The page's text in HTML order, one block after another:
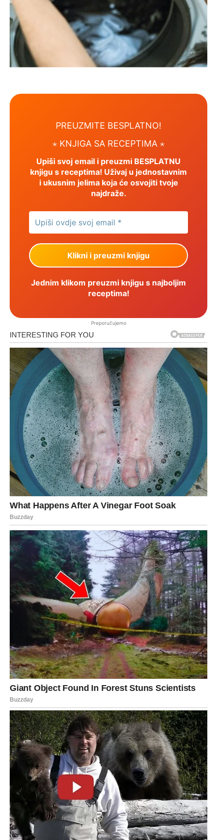
PREUZMITE BESPLATNO!
⋆ KNJIGA SA RECEPTIMA ⋆
Upiši svoj email i preuzmi BESPLATNU
knjigu s receptima! Uživaj u jednostavnim
i ukusnim jelima koja će osvojiti tvoje
najdraže.
Jednim klikom preuzmi knjigu s najboljim
receptima!
Preporučujemo